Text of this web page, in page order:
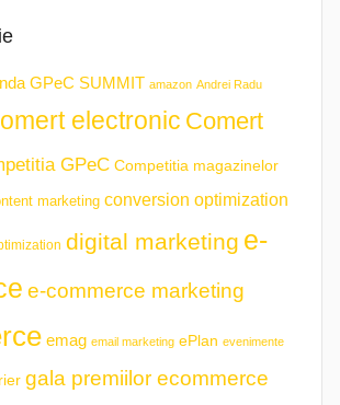
GPeC SUMMIT amazon Andrei Radu
electronic Comert
GPeC Competitia magazinelor
marketing conversion optimization
digital marketing e-
e-commerce marketing
emag email marketing ePlan evenimente
gala premiilor ecommerce